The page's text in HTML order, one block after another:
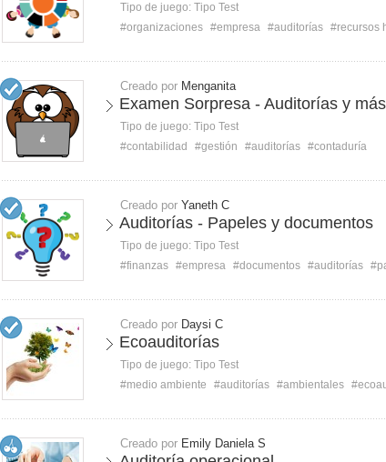
Tipo de juego: Tipo Test
#organizaciones #empresa #auditorías #recursos
Creado por Menganita
Examen Sorpresa - Auditorías y más
Tipo de juego: Tipo Test
#contabilidad
#gestión #auditorías #contaduría
Creado por Yaneth C
Auditorías - Papeles y documentos
Tipo de juego: Tipo Test
#finanzas #empresa #documentos #auditorías
Creado por Daysi C
Ecoauditorías
Tipo de juego: Tipo Test
#medio ambiente
#auditorías #ambientales
Creado por Emily Daniela S